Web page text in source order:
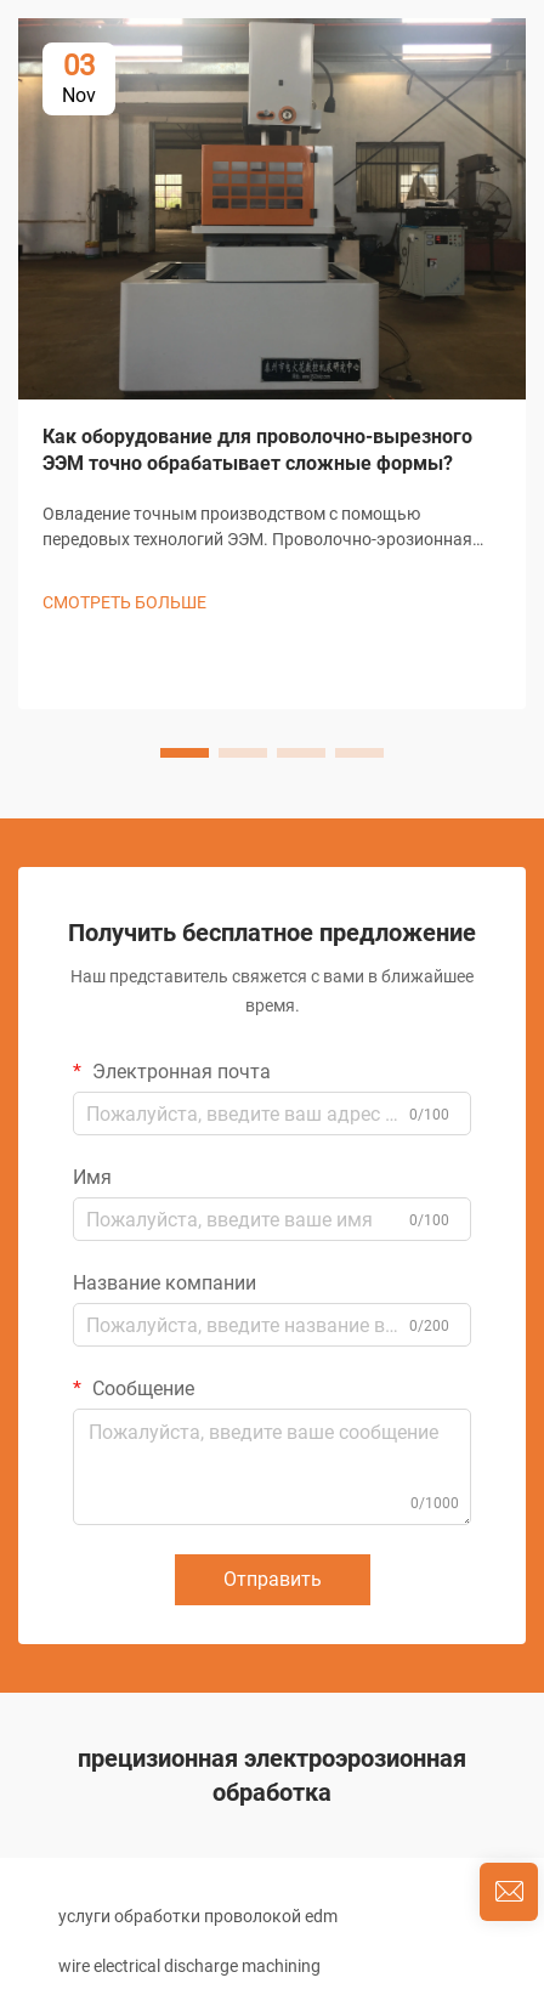
03
Nov
Как оборудование для проволочно-вырезного
ЭЭМ точно обрабатывает сложные формы?
Овладение точным производством с помощью
передовых технологий ЭЭМ. Проволочно-эрозионная
возможности при создании сложных форм и
СМОТРЕТЬ БОЛЬШЕ
Получить бесплатное предложение
Наш представитель свяжется с вами в ближайшее
время.
Электронная почта
0/100
Имя
0/100
Название компании
0/200
Сообщение
0/1000
Отправить
прецизионная электроэрозионная
обработка
услуги обработки проволокой edm
wire electrical discharge machining